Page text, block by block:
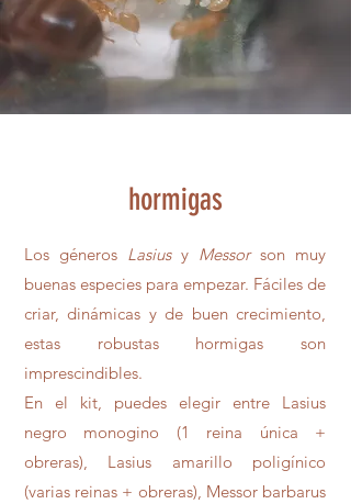
hormigas
Los géneros Lasiusy Messorson muy
buenas especies para empezar. Fáciles de
criar, dinámicas y de buen crecimiento,
estas robustas hormigas son
imprescindibles.
En el kit, puedes elegir entre Lasius
negro monogino (1 reina única +
obreras), Lasius amarillo poligínico
(varias reinas + obreras), Messor barbarus